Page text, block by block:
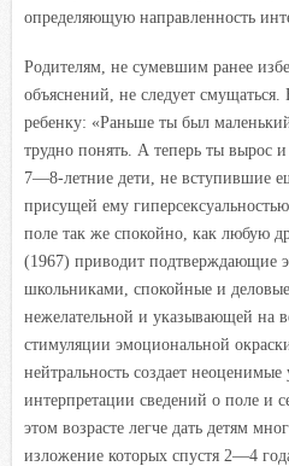
определяющую направленность
Родителям, не сумевшим ранее
объяснений, не следует
ребенку: «Раньше ты был
трудно понять. А теперь ты
7—8-летние дети, не вступившие
присущей ему
поле так же спокойно, как любую
(1967) приводит подтверждающие
школьниками, спокойные и
нежелательной и указывающей на
стимуляции эмоциональной
нейтральность создает
интерпретации сведений о поле и
этом возрасте легче дать детям
изложение которых спустя 2—4